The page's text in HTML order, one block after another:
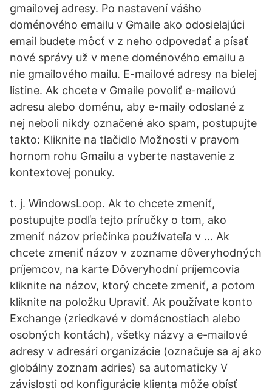
gmailovej adresy. Po nastavení vášho
doménového emailu v Gmaile ako odosielajúci
email budete môcť v z neho odpovedať a písať
nové správy už v mene doménového emailu a
nie gmailového mailu. E-mailové adresy na bielej
listine. Ak chcete v Gmaile povoliť e-mailovú
adresu alebo doménu, aby e-maily odoslané z
nej neboli nikdy označené ako spam, postupujte
takto: Kliknite na tlačidlo Možnosti v pravom
hornom rohu Gmailu a vyberte nastavenie z
kontextovej ponuky.
t. j. WindowsLoop. Ak to chcete zmeniť,
postupujte podľa tejto príručky o tom, ako
zmeniť názov priečinka používateľa v … Ak
chcete zmeniť názov v zozname dôveryhodných
príjemcov, na karte Dôveryhodní príjemcovia
kliknite na názov, ktorý chcete zmeniť, a potom
kliknite na položku Upraviť. Ak používate konto
Exchange (zriedkavé v domácnostiach alebo
osobných kontách), všetky názvy a e-mailové
adresy v adresári organizácie (označuje sa aj ako
globálny zoznam adries) sa automaticky V
závislosti od konfigurácie klienta môže obísť